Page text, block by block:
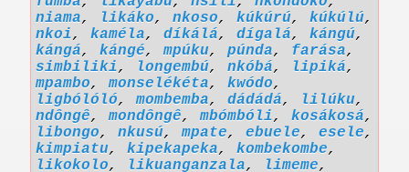
niama, likáko, nkoso, kúkúrú, kúkúlú,
nkoi, kaméla, díkálá, dígalá, kángú,
kángá, kángé,mpúku, púnda, farása,
simbiliki, longembú, nkóbá, lipiká,
mpambo,monselékéta, kwódo,
ligbólóló,mombemba, dádádá, lilúku,
ndôngê,mondôngê,mbómbóli, kosákosá,
libongo, nkusú,mpate, ebuele, esele,
kimpiatu, kipekapeka, kombekombe,
likokolo, likuanganzala, limeme,